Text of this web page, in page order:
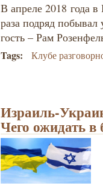
В апреле 2018 года в
раза подряд
гость – Рам
Tags: Клубе
Израиль-
Чего ожидать